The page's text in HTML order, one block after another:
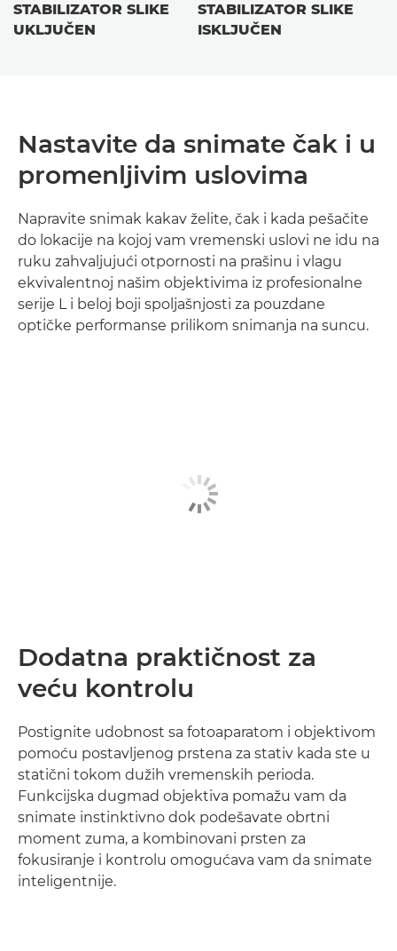
STABILIZATOR SLIKE
UKLJUČEN
STABILIZATOR SLIKE
ISKLJUČEN
Nastavite da snimate čak i u
promenljivim uslovima
Napravite snimak kakav želite, čak i kada pešačite
do lokacije na kojoj vam vremenski uslovi ne idu na
ruku zahvaljujući otpornosti na prašinu i vlagu
ekvivalentnoj našim objektivima iz profesionalne
serije L i beloj boji spoljašnjosti za pouzdane
optičke performanse prilikom snimanja na suncu.
Dodatna praktičnost za
veću kontrolu
Postignite udobnost sa fotoaparatom i objektivom
pomoću postavljenog prstena za stativ kada ste u
statični tokom dužih vremenskih perioda.
Funkcijska dugmad objektiva pomažu vam da
snimate instinktivno dok podešavate obrtni
moment zuma, a kombinovani prsten za
fokusiranje i kontrolu omogućava vam da snimate
inteligentnije.